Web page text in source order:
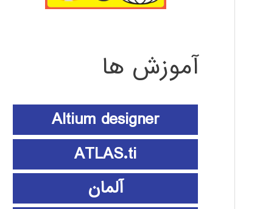
آموزش ها
Altium designer
ATLAS.ti
آلمان